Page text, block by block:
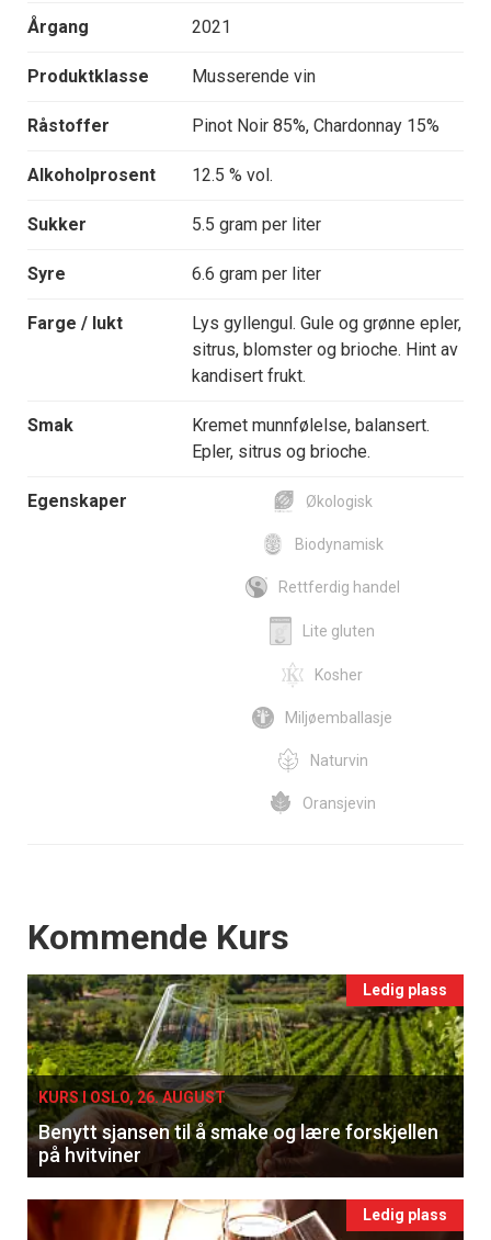
Årgang 2021
Produktklasse Musserende vin
Råstoffer Pinot Noir 85%, Chardonnay 15%
Alkoholprosent 12.5 % vol.
Sukker 5.5 gram per liter
Syre 6.6 gram per liter
Farge / lukt
Lys gyllengul. Gule og grønne epler,
sitrus, blomster og brioche. Hint av
kandisert frukt.
Smak
Kremet munnfølelse, balansert.
Epler, sitrus og brioche.
Egenskaper Økologisk
Biodynamisk
Rettferdig handel
Lite gluten
Kosher
Miljøemballasje
Naturvin
Oransjevin
Events
Kommende Kurs
Ledig plass
KURS I OSLO, 26. AUGUST
Benytt sjansen til å smake og lære forskjellen
på hvitviner
Ledig plass